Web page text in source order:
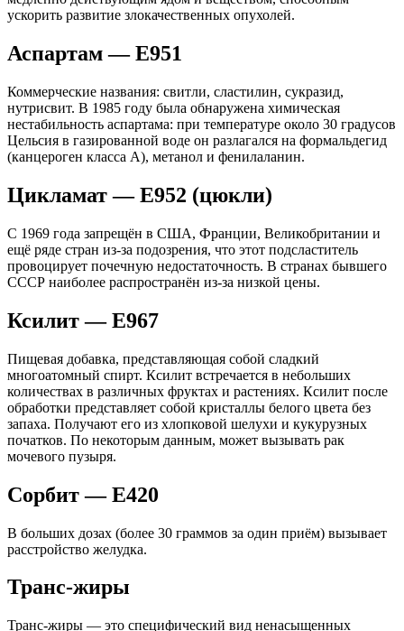
ускорить развитие злокачественных опухолей.
Аспартам — Е951
Коммерческие названия: свитли, сластилин, сукразид,
нутрисвит. В 1985 году была обнаружена химическая
нестабильность аспартама: при температуре около 30 градусов
Цельсия в газированной воде он разлагался на формальдегид
(канцероген класса А), метанол и фенилаланин.
Цикламат — Е952 (цюкли)
С 1969 года запрещён в США, Франции, Великобритании и
ещё ряде стран из-за подозрения, что этот подсластитель
провоцирует почечную недостаточность. В странах бывшего
СССР наиболее распространён из-за низкой цены.
Ксилит — Е967
Пищевая добавка, представляющая собой сладкий
многоатомный спирт. Ксилит встречается в небольших
количествах в различных фруктах и растениях. Ксилит после
обработки представляет собой кристаллы белого цвета без
запаха. Получают его из хлопковой шелухи и кукурузных
початков. По некоторым данным, может вызывать рак
мочевого пузыря.
Сорбит — Е420
В больших дозах (более 30 граммов за один приём) вызывает
расстройство желудка.
Транс-жиры
Транс-жиры — это специфический вид ненасыщенных